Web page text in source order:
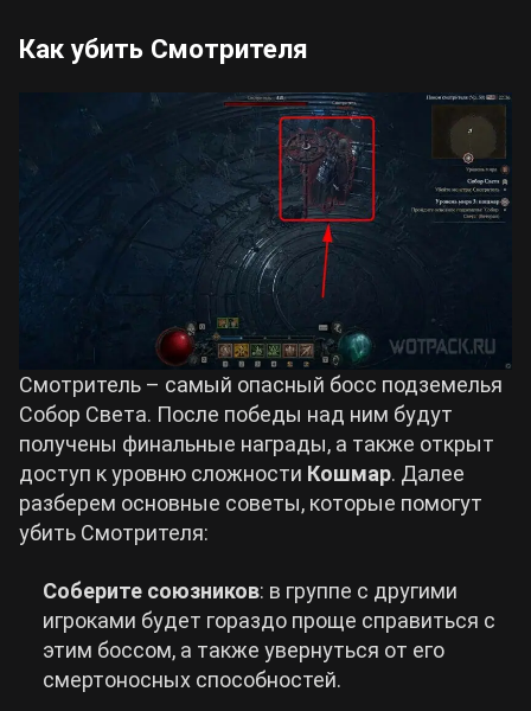
Как убить Смотрителя
Смотритель – самый опасный босс подземелья
Собор Света. После победы над ним будут
получены финальные награды, а также открыт
доступ к уровню сложности Кошмар. Далее
разберем основные советы, которые помогут
убить Смотрителя:
Соберите союзников: в группе с другими
игроками будет гораздо проще справиться с
этим боссом, а также увернуться от его
смертоносных способностей.